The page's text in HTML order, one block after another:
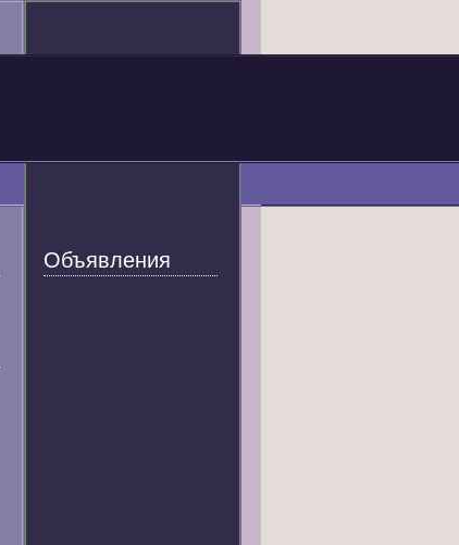
Объявления